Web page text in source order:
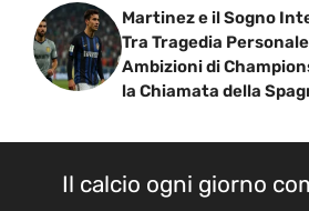
Martinez e il Sogno
Tra Tragedia
Ambizioni di
la Chiamata della
Il calcio ogni giorno